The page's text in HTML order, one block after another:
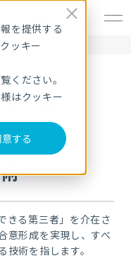
を提供する
ッキー
ください。
はクッキー
する
ン技術
語解説
きる第三者」を介在さ
意形成を実現し、すべ
術を指します。